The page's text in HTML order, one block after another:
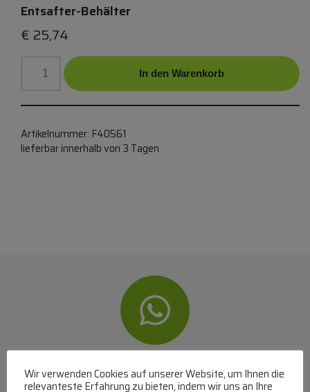
Entsafter-Behälter
€ 25,74
In den Warenkorb
Artikelnummer: F40561
lieferbar innerhalb von 3 Tagen
WhatsApp
Wir verwenden Cookies auf unserer Website, um Ihnen die
relevanteste Erfahrung zu bieten, indem wir uns an Ihre